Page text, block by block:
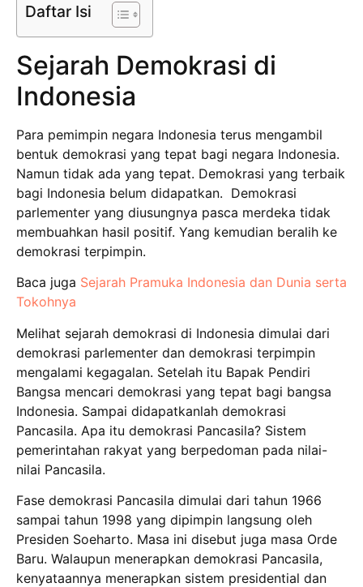
Daftar Isi
Sejarah Demokrasi di
Indonesia
Para pemimpin negara Indonesia terus mengambil
bentuk demokrasi yang tepat bagi negara Indonesia.
Namun tidak ada yang tepat. Demokrasi yang terbaik
bagi Indonesia belum didapatkan. Demokrasi
parlementer yang diusungnya pasca merdeka tidak
membuahkan hasil positif. Yang kemudian beralih ke
demokrasi terpimpin.
Baca juga Sejarah Pramuka Indonesia dan Dunia serta
Tokohnya
Melihat sejarah demokrasi di Indonesia dimulai dari
demokrasi parlementer dan demokrasi terpimpin
mengalami kegagalan. Setelah itu Bapak Pendiri
Bangsa mencari demokrasi yang tepat bagi bangsa
Indonesia. Sampai didapatkanlah demokrasi
Pancasila. Apa itu demokrasi Pancasila? Sistem
pemerintahan rakyat yang berpedoman pada nilai-
nilai Pancasila.
Fase demokrasi Pancasila dimulai dari tahun 1966
sampai tahun 1998 yang dipimpin langsung oleh
Presiden Soeharto. Masa ini disebut juga masa Orde
Baru. Walaupun menerapkan demokrasi Pancasila,
kenyataannya menerapkan sistem presidential dan